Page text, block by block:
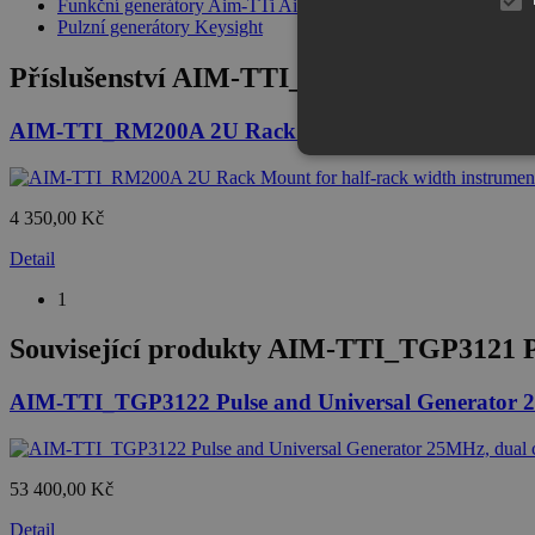
Funkční generátory Aim-TTi Aim-TTi
Pulzní generátory Keysight
Příslušenství AIM-TTI_TGP3121 Pulse
AIM-TTI_RM200A 2U Rack Mount for half-rack
4 350,00 Kč
Detail
1
Související produktyAIM-TTI_TGP3121
AIM-TTI_TGP3122 Pulse and Universal Generator
53 400,00 Kč
Detail